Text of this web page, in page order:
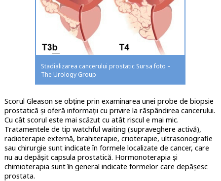
Stadializarea cancerului prostatic Sursa foto –
The Urology Group
Scorul Gleason se obține prin examinarea unei probe de biopsie
prostatică și oferă informații cu privire la răspândirea cancerului.
Cu cât scorul este mai scăzut cu atât riscul e mai mic.
Tratamentele de tip watchful waiting (supraveghere activă),
radioterapie externă, brahiterapie, crioterapie, ultrasonografie
sau chirurgie sunt indicate în formele localizate de cancer, care
nu au depășit capsula prostatică. Hormonoterapia și
chimioterapia sunt în general indicate formelor care depășesc
prostata.